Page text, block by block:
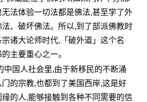
无法体验一切法都是佛法,甚至学了外
、破坏佛法。所以,到了部派佛教时
诸大论师时代,「破外道」这个名
主要重心之一。
中国人社会里,由于新移民的不断涌
的宗教,也都到了美国西岸,这是好
缘的人,能够接触到各种不同需要的信